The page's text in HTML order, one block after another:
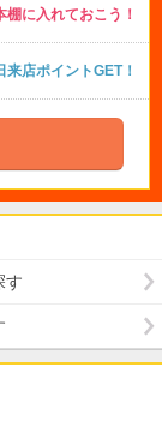
棚に入れておこう！
来店ポイントGET！
す